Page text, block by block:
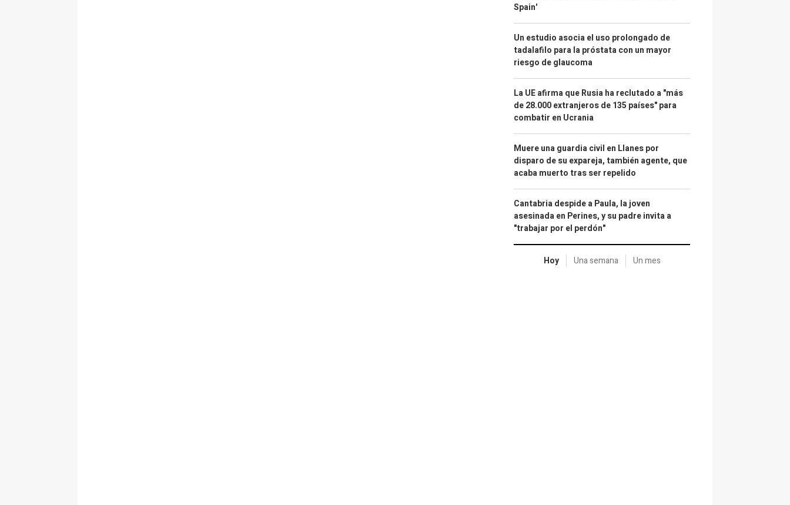
Spain'
Un estudio asocia el uso prolongado de
tadalafilo para la próstata con un mayor
riesgo de glaucoma
La UE afirma que Rusia ha reclutado a "más
de 28.000 extranjeros de 135 países" para
combatir en Ucrania
Muere una guardia civil en Llanes por
disparo de su expareja, también agente, que
acaba muerto tras ser repelido
Cantabria despide a Paula, la joven
asesinada en Perines, y su padre invita a
"trabajar por el perdón"
Hoy Una semana Un mes